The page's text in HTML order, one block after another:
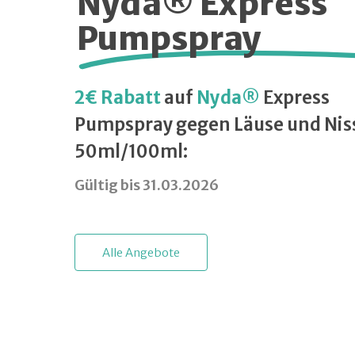
Pumpspray
2€ Rabattauf Nyda® Express
Pumpspray gegen Läuse und
50ml/100ml:
Gültig bis 31.03.2026
Alle Angebote